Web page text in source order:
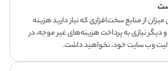
میزان از منابع سخت‌افزاری که نیاز دارید هزینه
و دیگر نیازی به پرداخت هزینه‌های غیر موجه، در
وب سایت خود، نخواهید داشت.